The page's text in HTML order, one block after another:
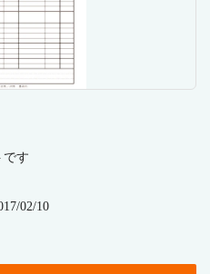
です
02/10